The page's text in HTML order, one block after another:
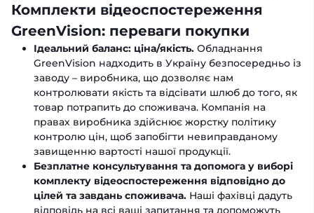
Комплекти відеоспостереження
GreenVision: переваги покупки
Ідеальний баланс: ціна/якість. Обладнання
GreenVision надходить в Україну безпосередньо із
заводу – виробника, що дозволяє нам
контролювати якість та відсівати шлюб до того, як
товар потрапить до споживача. Компанія на
правах виробника здійснює жорстку політику
контролю цін, щоб запобігти невиправданому
завищенню вартості нашої продукції.
Безплатне консультування та допомога у виборі
комплекту відеоспостереження відповідно до
цілей та завдань споживача. Наші фахівці дадуть
відповідь на всі ваші запитання та допоможуть